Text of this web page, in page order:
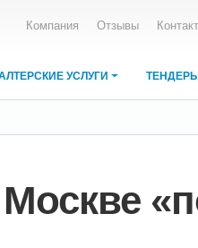
Компания Отзывы
УСЛУГИ